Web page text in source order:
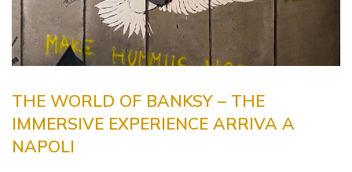
THE WORLD OF BANKSY – THE
IMMERSIVE EXPERIENCE ARRIVA A
NAPOLI